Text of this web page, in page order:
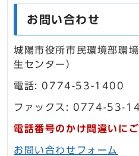
お問い合わせ
城陽市役所市民環境部環
生センター）
電話: 0774-53-1400
ファックス: 0774-53-
電話番号のかけ間違いに
お問い合わせフォーム